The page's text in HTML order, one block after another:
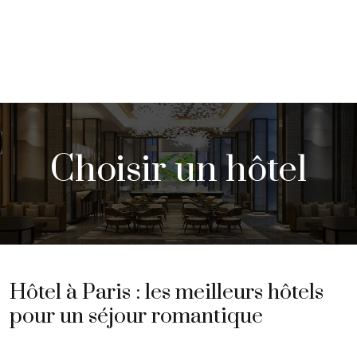
Choisir un hôtel
Hôtel à Paris : les meilleurs hôtels
pour un séjour romantique